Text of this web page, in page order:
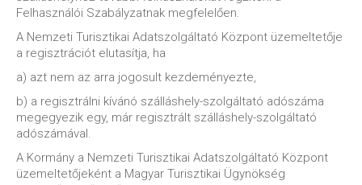
Felhasználói Szabályzatnak megfelelően.
A Nemzeti Turisztikai Adatszolgáltató Központ üzemeltetője
a regisztrációt elutasítja, ha
a) azt nem az arra jogosult kezdeményezte,
b) a regisztrálni kívánó szálláshely-szolgáltató adószáma
megegyezik egy, már regisztrált szálláshely-szolgáltató
adószámával.
A Kormány a Nemzeti Turisztikai Adatszolgáltató Központ
üzemeltetőjeként a Magyar Turisztikai Ügynökség